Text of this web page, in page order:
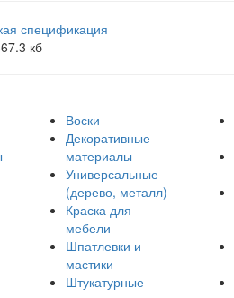
спецификация
кб
Воски
Декоративные
материалы
Универсальные
(дерево, металл)
Краска для
мебели
Шпатлевки и
мастики
Штукатурные